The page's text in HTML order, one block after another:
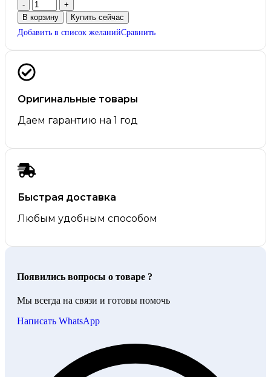
В корзину
Купить сейчас
Добавить в список желанийСравнить
Оригинальные товары
Даем гарантию на 1 год
Быстрая доставка
Любым удобным способом
Появились вопросы о товаре ?
Мы всегда на связи и готовы помочь
Написать WhatsApp